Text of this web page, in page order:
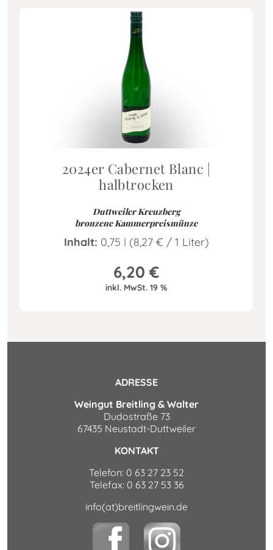
2024er Cabernet Blanc |
halbtrocken
Duttweiler Kreuzberg
bronzene Kammerpreismünze
6,20 €
inkl. MwSt. 19 %
Inhalt: 0,75 l (8,27 €/ 1 Liter)
ADRESSE
Weingut Breitling & Walter
Dudostraße 73
67435 Neustadt-Duttweiler
KONTAKT
Telefon: 0 63 27 23 52
Telefax: 0 63 27 53 36
info(at)breitlingwein.de